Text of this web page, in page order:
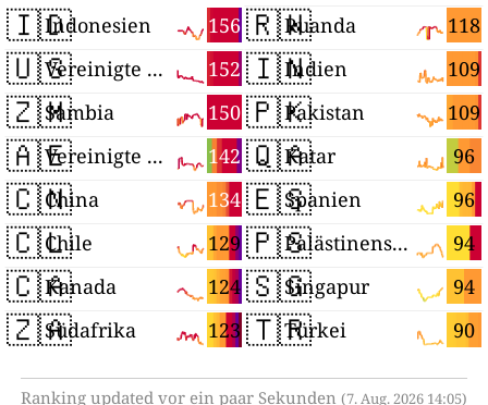
🇮🇩 156
Indonesien
🇺🇸 152
Vereinigte Staaten
🇿🇲 150
Sambia
🇦🇪 142
Vereinigte Arabische Emirate
🇨🇳 134
China
🇨🇱 129
Chile
🇨🇦 124
Kanada
🇿🇦 123
Südafrika
🇷🇼 118
Ruanda
🇮🇳 109
Indien
🇵🇰 109
Pakistan
🇶🇦 96
Katar
🇪🇸 96
Spanien
🇵🇸 94
Palästinensische Autonomiegebiete
🇸🇬 94
Singapur
🇹🇷 90
Türkei
Ranking updated vor ein paar Sekunden (7. Aug. 2026 14:05)